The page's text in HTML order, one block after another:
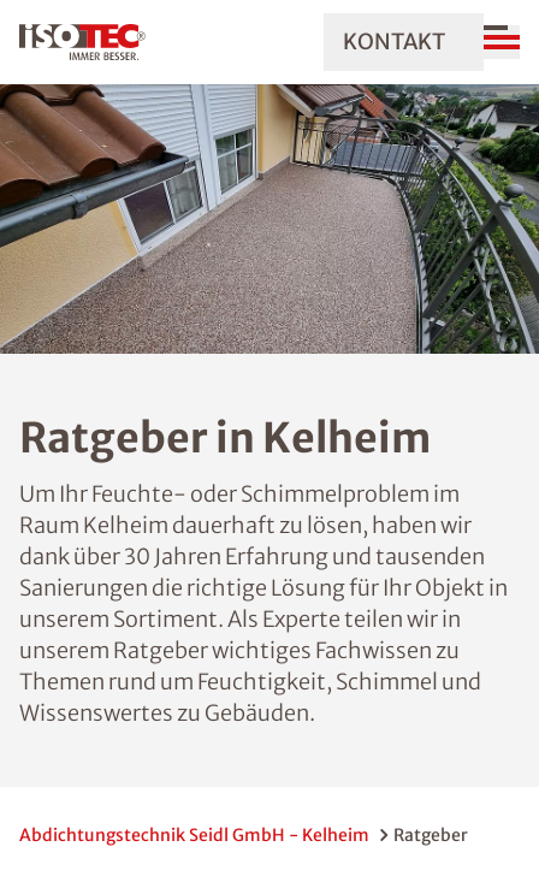
KONTAKT
Ratgeber in Kelheim
Um Ihr Feuchte- oder Schimmelproblem im
Raum Kelheim dauerhaft zu lösen, haben wir
dank über 30 Jahren Erfahrung und tausenden
Sanierungen die richtige Lösung für Ihr Objekt in
unserem Sortiment. Als Experte teilen wir in
unserem Ratgeber wichtiges Fachwissen zu
Themen rund um Feuchtigkeit, Schimmel und
Wissenswertes zu Gebäuden.
Abdichtungstechnik Seidl GmbH - Kelheim Ratgeber